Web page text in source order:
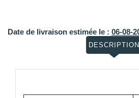
Date de livraison estimée le : 06-08-
DESCRIPTION